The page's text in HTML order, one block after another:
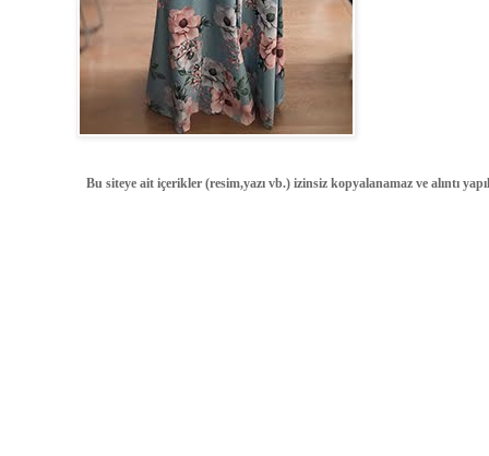
Bu siteye ait içerikler (resim,yazı vb.) izinsiz kopyalanamaz ve alıntı